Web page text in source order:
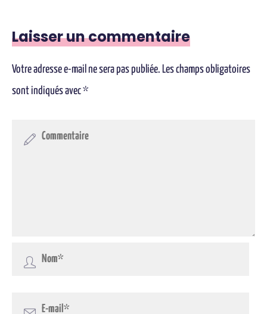
Laisser un commentaire
Votre adresse e-mail ne sera pas publiée. Les champs obligatoires
sont indiqués avec*